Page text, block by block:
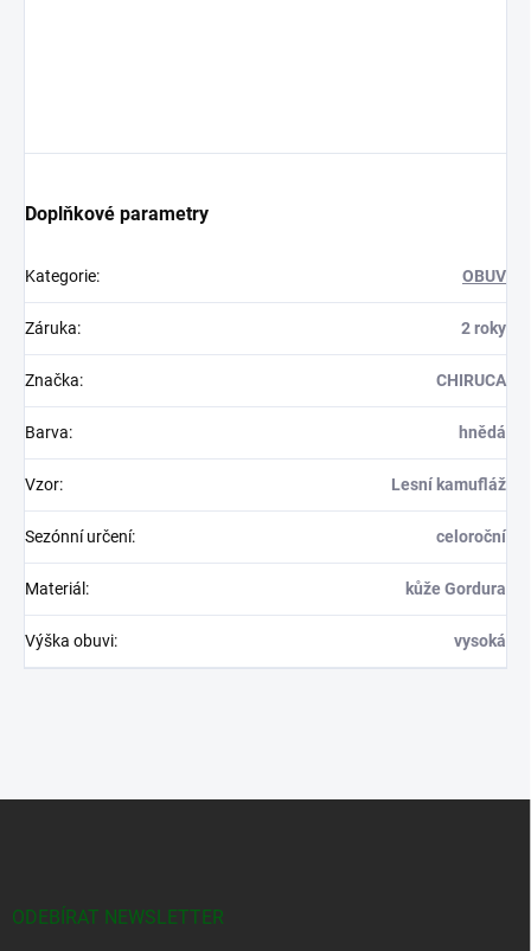
Doplňkové parametry
Kategorie: OBUV
Záruka: 2 roky
Značka: CHIRUCA
Barva: hnědá
Vzor: Lesní kamufláž
Sezónní určení: celoroční
Materiál : kůže Gordura
Výška obuvi: vysoká
ODEBÍRAT NEWSLETTER